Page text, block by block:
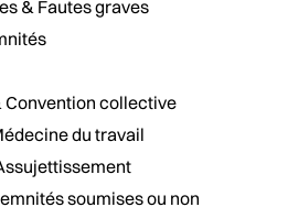
& Fautes graves
Convention collective
du travail
soumises ou non